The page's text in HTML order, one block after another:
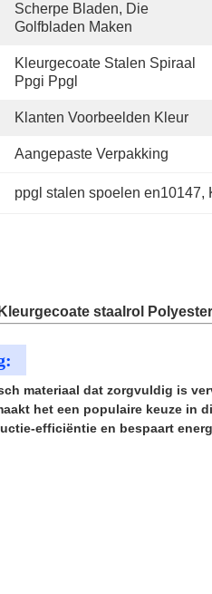
Scherpe Bladen, Die
Golfbladen Maken
Kleurgecoate Stalen Spiraal
Ppgi Ppgl
Klanten Voorbeelden Kleur
Aangepaste Verpakking
ppgl stalen spoelen en10147,
staalrol
materiaal dat zorgvuldig is
het een populaire keuze
efficiëntie en bespaart